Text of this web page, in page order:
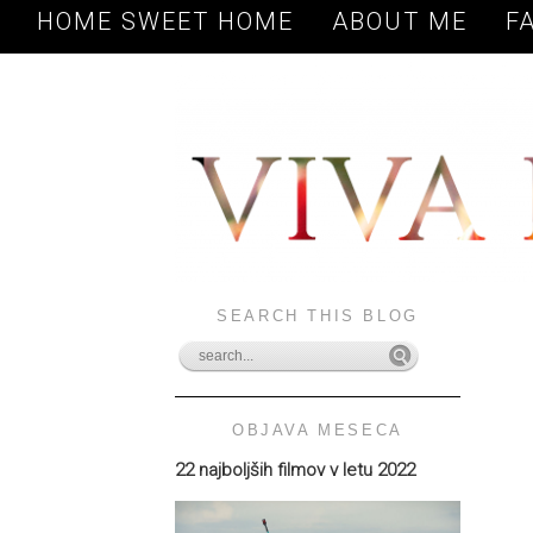
HOME SWEET HOME ABOUT ME
SEARCH THIS BLOG
OBJAVA MESECA
22 najboljših filmov v letu 2022